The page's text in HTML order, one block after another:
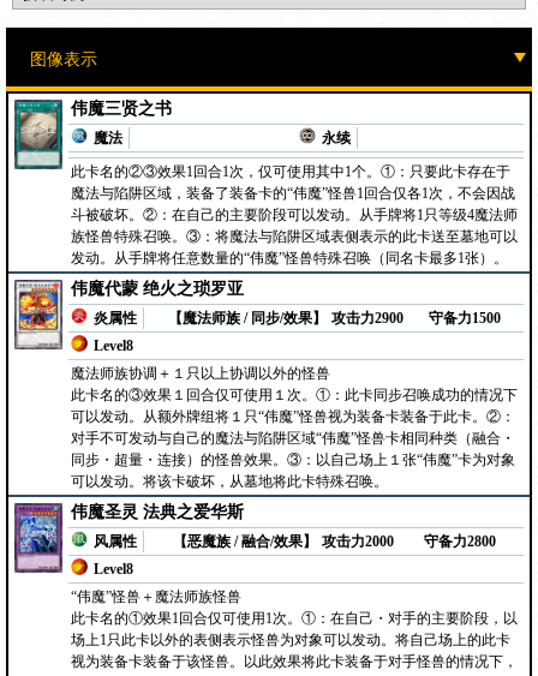
伟魔三贤之书
魔法
永续
此卡名的②③效果1回合1次，仅可使用其中1个。①：只要此卡存在于
魔法与陷阱区域，装备了装备卡的“伟魔”怪兽1回合仅各1次，不会因战
斗被破坏。②：在自己的主要阶段可以发动。从手牌将1只等级4魔法师
族怪兽特殊召唤。③：将魔法与陷阱区域表侧表示的此卡送至墓地可以
发动。从手牌将任意数量的“伟魔”怪兽特殊召唤（同名卡最多1张）。
伟魔代蒙 绝火之琐罗亚
炎属性
【魔法师族 / 同步/效果】
Level8
攻击力2900 守备力1500
魔法师族协调＋１只以上协调以外的怪兽
此卡名的③效果１回合仅可使用１次。①：此卡同步召唤成功的情况下
可以发动。从额外牌组将１只“伟魔”怪兽视为装备卡装备于此卡。②：
对手不可发动与自己的魔法与陷阱区域“伟魔”怪兽卡相同种类（融合・
同步・超量・连接）的怪兽效果。③：以自己场上１张“伟魔”卡为对象
可以发动。将该卡破坏，从墓地将此卡特殊召唤。
伟魔圣灵 法典之爱华斯
风属性
【恶魔族 / 融合/效果】
Level8
攻击力2000 守备力2800
“伟魔”怪兽＋魔法师族怪兽
此卡名的①效果1回合仅可使用1次。①：在自己・对手的主要阶段，以
场上1只此卡以外的表侧表示怪兽为对象可以发动。将自己场上的此卡
视为装备卡装备于该怪兽。以此效果将此卡装备于对手怪兽的情况下，